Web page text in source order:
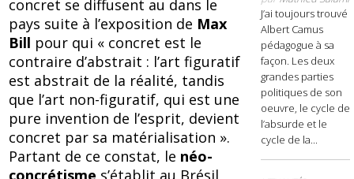
concret se diffusent au dans le
pays suite à l’exposition de Max
Bill pour qui « concret est le
contraire d’abstrait : l’art figuratif
est abstrait de la réalité, tandis
que l’art non-figuratif, qui est une
pure invention de l’esprit, devient
concret par sa matérialisation ».
Partant de ce constat, le néo-
concrétisme s’établit au Brésil
J’ai toujours trouvé
Albert Camus
pédagogue à sa
façon. Les deux
grandes parties
politiques de son
oeuvre, le cycle de
l’absurde et le
cycle de la...